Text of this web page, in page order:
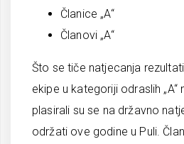
Članice „A“
Članovi „A“
Što se tiče natjecanja
ekipe u kategoriji odraslih „A“
plasirali su se na državno
održati ove godine u Puli.